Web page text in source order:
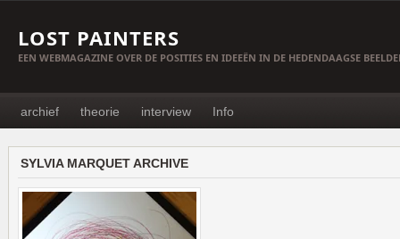
LOST PAINTERS
EEN WEBMAGAZINE OVER DE POSITIES EN IDEEËN IN DE HEDENDAAGSE
archief theorie interview Info
SYLVIA MARQUET ARCHIVE